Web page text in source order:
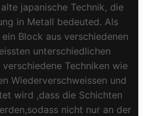
japanische Technik, die
in Metall bedeuted. Als
Block aus verschiedenen
unterschiedlichen
Techniken wie
Wiederverschweissen und
wird ,dass die Schichten
nicht nur an der